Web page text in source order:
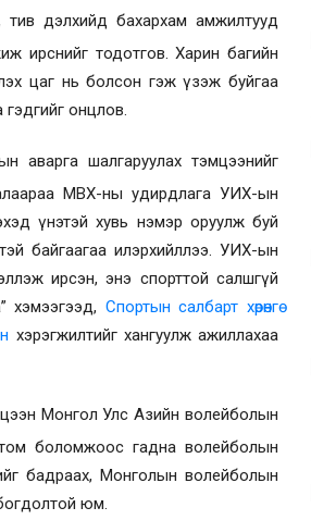
тив дэлхийд бахархам амжилтууд
ирснийг тодотгов. Харин багийн
цаг нь болсон гэж үзэж буйгаа
онцлов.
аварга шалгаруулах тэмцээнийг
МВХ-ны удирдлага УИХ-ын
үнэтэй хувь нэмэр оруулж буй
байгаагаа илэрхийллээ. УИХ-ын
ирсэн, энэ спорттой салшгүй
хэмээгээд, Спортын салбарт хөрөнгө
хэрэгжилтийг хангуулж ажиллахаа
Монгол Улс Азийн волейболын
боломжоос гадна волейболын
бадраах, Монголын волейболын
юм.